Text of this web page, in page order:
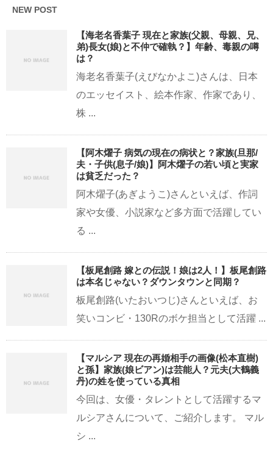
NEW POST
【海老名香葉子 現在と家族(父親、母親、兄、
弟)長女(娘)と不仲で確執？】年齢、毒親の噂
は？
海老名香葉子(えびなかよこ)さんは、日本
のエッセイスト、絵本作家、作家であり、
株 ...
【阿木燿子 病気の現在の病状と？家族(旦那/
夫・子供(息子/娘)】阿木燿子の若い頃と実家
は貧乏だった？
阿木燿子(あぎようこ)さんといえば、作詞
家や女優、小説家など多方面で活躍してい
る ...
【板尾創路 嫁との伝説！娘は2人！】板尾創路
は本名じゃない？ダウンタウンと同期？
板尾創路(いたおいつじ)さんといえば、お
笑いコンビ・130Rのボケ担当として活躍 ...
【マルシア 現在の再婚相手の画像(松本直樹)
と孫】家族(娘ビアン)は芸能人？元夫(大鶴義
丹)の姓を使っている真相
今回は、女優・タレントとして活躍するマ
ルシアさんについて、ご紹介します。 マル
シ ...